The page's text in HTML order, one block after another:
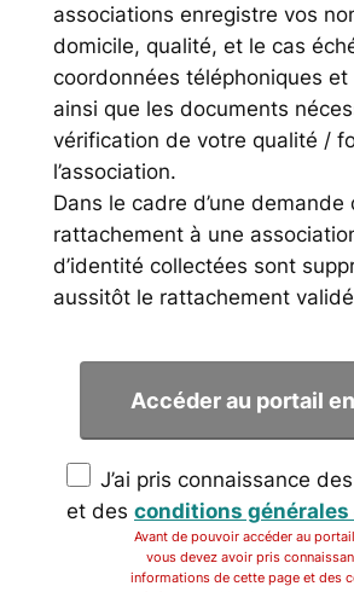
associations enregistre vos
domicile, qualité, et le cas
coordonnées téléphoniques et
ainsi que les documents
vérification de votre qualité /
l’association.
Dans le cadre d’une demande
rattachement à une
d’identité collectées sont
aussitôt le rattachement
J’ai pris connaissance
et des conditions générales
Avant de pouvoir accéder au
vous devez avoir pris
informations de cette page et des